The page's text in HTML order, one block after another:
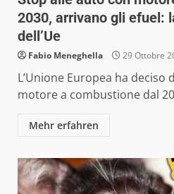
2030, arrivano gli efuel:
dell’Ue
Fabio Meneghella 29 Ottobre
L’Unione Europea ha
motore a combustione dal
Mehr erfahren